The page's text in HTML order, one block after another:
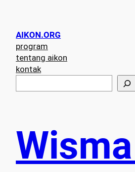
AIKON.ORG
program
tentang aikon
kontak
e
h